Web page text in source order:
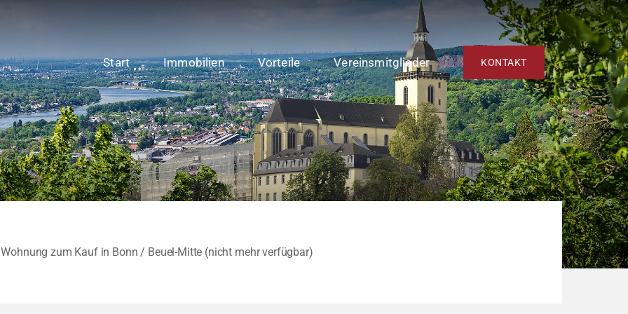
Start Immobilien Vorteile Vereinsmitglieder KONTAKT
Wohnung zum Kauf in Bonn / Beuel-Mitte (nicht mehr verfügbar)